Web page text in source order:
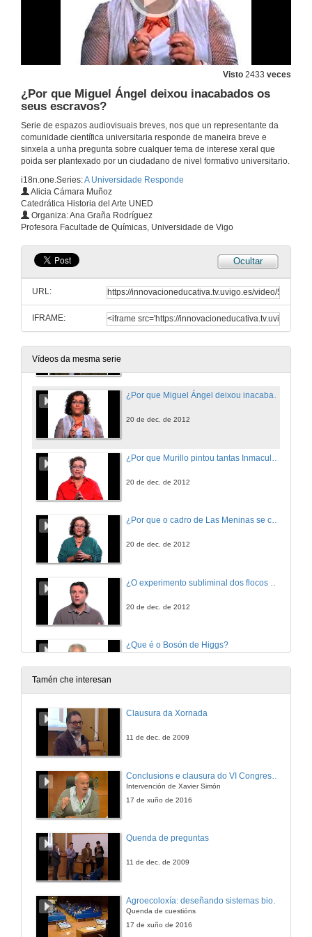
Visto 2433 veces
¿Por que Miguel Ángel deixou inacabados os
seus escravos?
Serie de espazos audiovisuais breves, nos que un representante da
comunidade científica universitaria responde de maneira breve e
sinxela a unha pregunta sobre cualquer tema de interese xeral que
poida ser plantexado por un ciudadano de nivel formativo universitario.
i18n.one.Series:A Universidade Responde
Alicia Cámara Muñoz
Catedrática Historia del Arte UNED
Organiza: Ana Graña Rodríguez
Profesora Facultade de Químicas, Universidade de Vigo
Ocultar
URL:
IFRAME:
Vídeos da mesma serie
¿Engánannos os sentidos?
20 de dec. de 2012
¿Por que se desenvolve a enfermidade do Alzheimer?
20 de dec. de 2012
¿A nosa letra reflicte a nosa personalidade?
20 de dec. de 2012
¿Era Trotsky o revolucionario romántico que reflicten algunhas das súas biografías?
¿Por que Miguel Ángel deixou inacabados os seus escravos?
20 de dec. de 2012
20 de dec. de 2012
¿Por que o cadro de Las Meninas se chama así?
20 de dec. de 2012
20 de dec. de 2012
¿Que é o Bosón de Higgs?
20 de dec. de 2012
Tamén che interesan
Clausura da Xornada
11 de dec. de 2009
Intervención de Xavier Simón
17 de xuño de 2016
Quenda de preguntas
11 de dec. de 2009
Quenda de cuestións
17 de xuño de 2016